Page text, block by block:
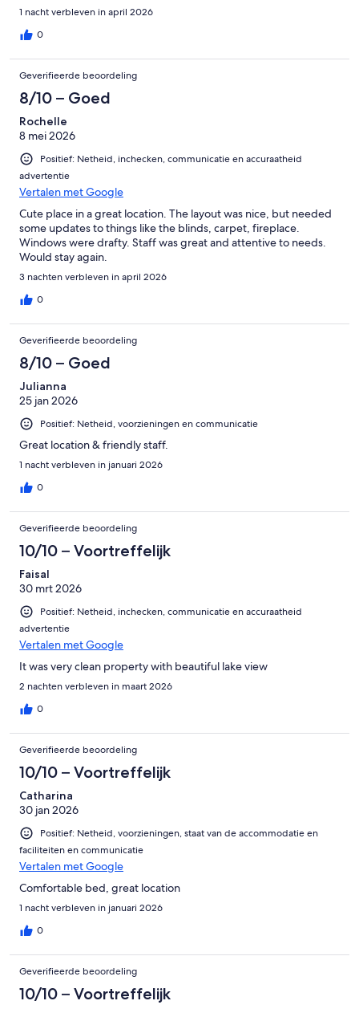
1 nacht verbleven in april 2026
0
Geverifieerde beoordeling
8/10 – Goed
Rochelle
8 mei 2026
Positief: Netheid, inchecken, communicatie en accuraatheid
advertentie
Vertalen met Google
Cute place in a great location. The layout was nice, but needed
some updates to things like the blinds, carpet, fireplace.
Windows were drafty. Staff was great and attentive to needs.
Would stay again.
3 nachten verbleven in april 2026
0
Geverifieerde beoordeling
8/10 – Goed
Julianna
25 jan 2026
Positief: Netheid, voorzieningen en communicatie
Great location & friendly staff.
1 nacht verbleven in januari 2026
0
Geverifieerde beoordeling
10/10 – Voortreffelijk
Faisal
30 mrt 2026
Positief: Netheid, inchecken, communicatie en accuraatheid
advertentie
Vertalen met Google
It was very clean property with beautiful lake view
2 nachten verbleven in maart 2026
0
Geverifieerde beoordeling
10/10 – Voortreffelijk
Catharina
30 jan 2026
Positief: Netheid, voorzieningen, staat van de accommodatie en
faciliteiten en communicatie
Vertalen met Google
Comfortable bed, great location
1 nacht verbleven in januari 2026
0
Geverifieerde beoordeling
10/10 – Voortreffelijk